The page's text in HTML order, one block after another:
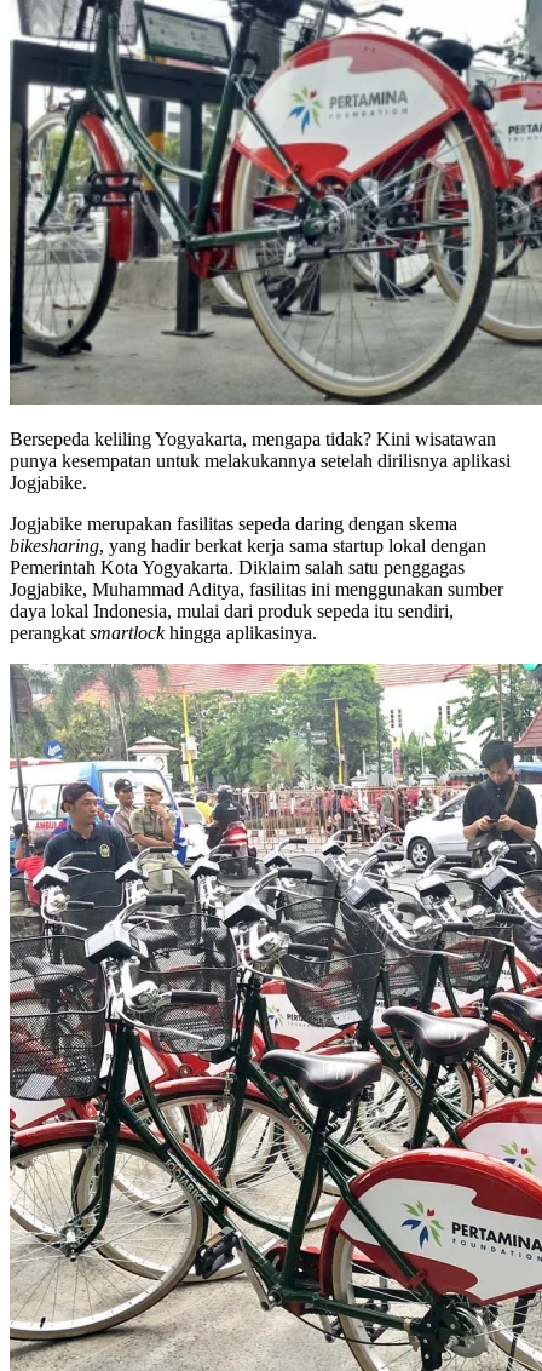
Bersepeda keliling Yogyakarta, mengapa tidak? Kini wisatawan
punya kesempatan untuk melakukannya setelah dirilisnya aplikasi
Jogjabike.
Jogjabike merupakan fasilitas sepeda daring dengan skema
bikesharing, yang hadir berkat kerja sama startup lokal dengan
Pemerintah Kota Yogyakarta. Diklaim salah satu penggagas
Jogjabike, Muhammad Aditya, fasilitas ini menggunakan sumber
daya lokal Indonesia, mulai dari produk sepeda itu sendiri,
perangkat smartlockhingga aplikasinya.